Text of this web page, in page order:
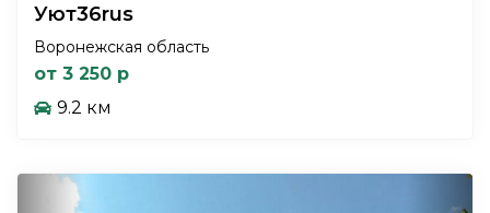
Уют36rus
Воронежская область
от 3 250 р
9.2 км